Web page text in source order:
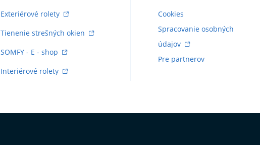
Exteriérové rolety
Tienenie strešných okien
SOMFY - E - shop
Interiérové rolety
Cookies
Spracovanie osobných
údajov
Pre partnerov